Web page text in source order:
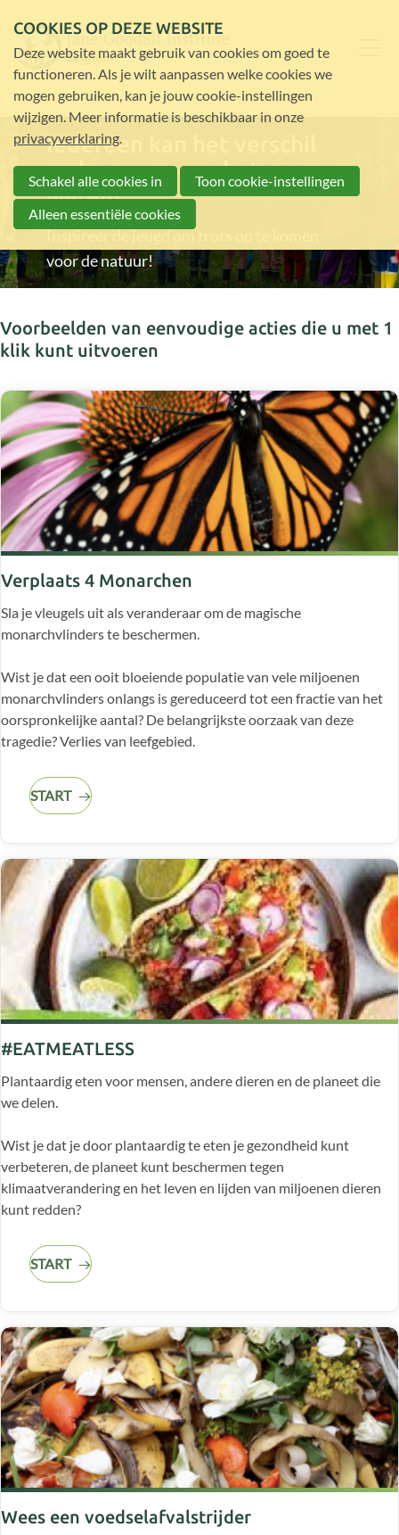
Iedereen kan het verschil
maken voor een betere
wereld
Inspireer de jeugd om trots op te komen
voor de natuur!
Voorbeelden van eenvoudige acties die u met 1
klik kunt uitvoeren
Verplaats 4 Monarchen
Sla je vleugels uit als veranderaar om de magische
monarchvlinders te beschermen.
Wist je dat een ooit bloeiende populatie van vele miljoenen
monarchvlinders onlangs is gereduceerd tot een fractie van het
oorspronkelijke aantal? De belangrijkste oorzaak van deze
tragedie? Verlies van leefgebied.
START
#EATMEATLESS
Plantaardig eten voor mensen, andere dieren en de planeet die
we delen.
Wist je dat je door plantaardig te eten je gezondheid kunt
verbeteren, de planeet kunt beschermen tegen
klimaatverandering en het leven en lijden van miljoenen dieren
kunt redden?
START
Wees een voedselafvalstrijder
COOKIES OP DEZE WEBSITE
Deze website maakt gebruik van cookies om goed te
functioneren. Als je wilt aanpassen welke cookies we
mogen gebruiken, kan je jouw cookie-instellingen
wijzigen. Meer informatie is beschikbaar in onze
privacyverklaring.
Schakel alle cookies in
Toon cookie-instellingen
Alleen essentiële cookies